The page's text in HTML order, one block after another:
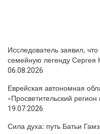
Исследователь заявил,
семейную легенду Сергея
06.08.2026
Еврейская автономная
«Просветительский регион
19.07.2026
Сила духа: путь Батьи